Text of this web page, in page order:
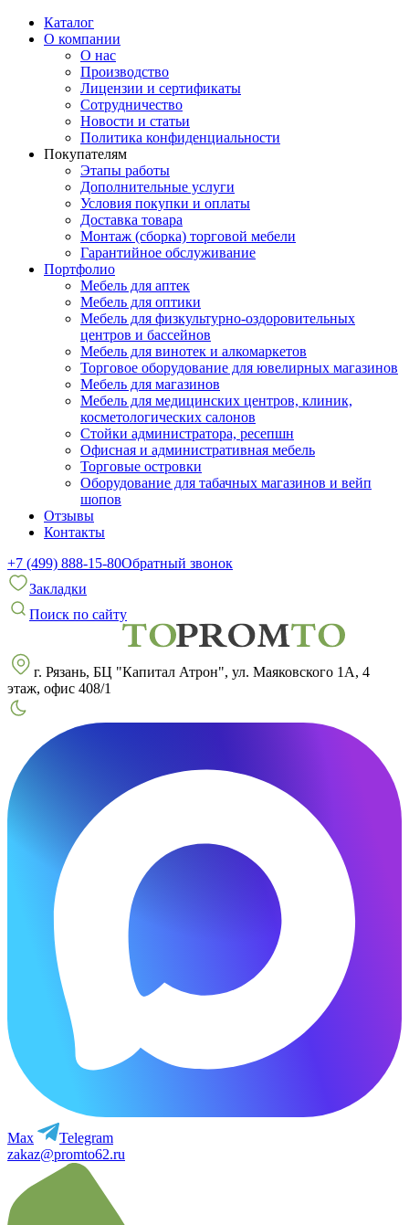
Каталог
О компании
О нас
Производство
Лицензии и сертификаты
Сотрудничество
Новости и статьи
Политика конфиденциальности
Покупателям
Этапы работы
Дополнительные услуги
Условия покупки и оплаты
Доставка товара
Монтаж (сборка) торговой мебели
Гарантийное обслуживание
Портфолио
Мебель для аптек
Мебель для оптики
Мебель для физкультурно-оздоровительных
центров и бассейнов
Мебель для винотек и алкомаркетов
Торговое оборудование для ювелирных магазинов
Мебель для магазинов
Мебель для медицинских центров, клиник,
косметологических салонов
Стойки администратора, ресепшн
Офисная и административная мебель
Торговые островки
Оборудование для табачных магазинов и вейп
шопов
Отзывы
Контакты
+7 (499) 888-15-80Обратный звонок
Закладки
Поиск по сайту
г. Рязань, БЦ "Капитал Атрон", ул. Маяковского 1А, 4
этаж, офис 408/1
Max
Telegram
zakaz@promto62.ru